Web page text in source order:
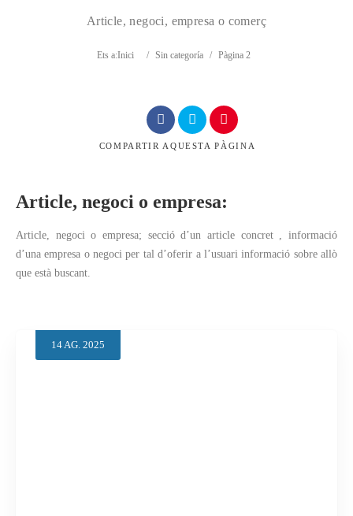
Article, negoci, empresa o comerç
Ets a:Inici / Sin categoría / Pàgina 2
COMPARTIR AQUESTA PÀGINA
Article, negoci o empresa:
Article, negoci o empresa; secció d’un article concret , informació
d’una empresa o negoci per tal d’oferir a l’usuari informació sobre allò
que està buscant.
14AG. 2025